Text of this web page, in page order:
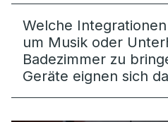
Welche
um Musik oder
Badezimmer zu
Geräte eignen sich